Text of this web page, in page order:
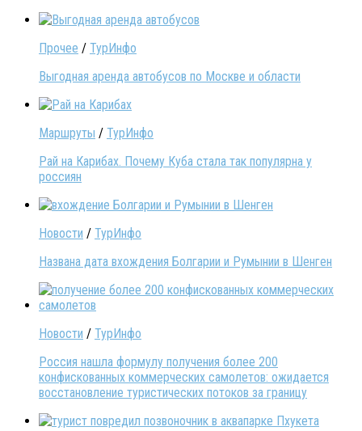
Прочее / ТурИнфо
Выгодная аренда автобусов по Москве и области
Маршруты / ТурИнфо
Рай на Карибах. Почему Куба стала так популярна у
россиян
Новости / ТурИнфо
Названа дата вхождения Болгарии и Румынии в Шенген
Новости / ТурИнфо
Россия нашла формулу получения более 200
конфискованных коммерческих самолетов: ожидается
восстановление туристических потоков за границу